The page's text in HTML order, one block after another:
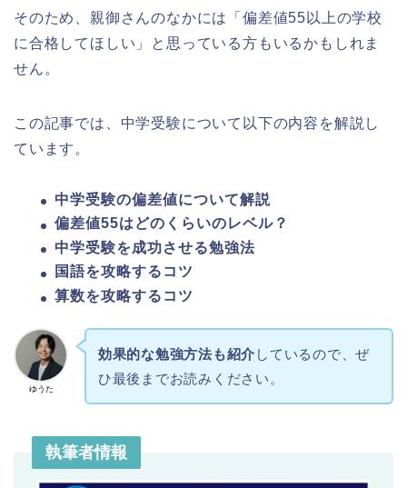
そのため、親御さんのなかには「偏差値55以上の学校
に合格してほしい」と思っている方もいるかもしれま
せん。
この記事では、中学受験について以下の内容を解説し
ています。
中学受験の偏差値について解説
偏差値55はどのくらいのレベル？
中学受験を成功させる勉強法
国語を攻略するコツ
算数を攻略するコツ
ゆうた
効果的な勉強方法も紹介 しているので、ぜ
ひ最後までお読みください。
執筆者情報